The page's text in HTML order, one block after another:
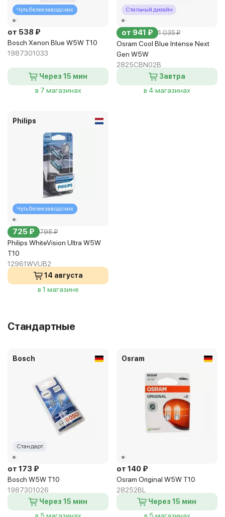
Чуть белее заводских
от 538 ₽
Bosch Xenon Blue W5W T10
1987301033
Через 15 мин
в 7 магазинах
Стильный дизайн
от 941 ₽ 1 035 ₽
Osram Cool Blue Intense Next
Gen W5W
2825CBN02B
Завтра
в 4 магазинах
Philips
Чуть белее заводских
725 ₽ 798 ₽
Philips WhiteVision Ultra W5W
T10
12961WVUB2
14 августа
в 1 магазине
Стандартные
Bosch
Стандарт
от 173 ₽
Bosch W5W T10
1987301026
Через 15 мин
Osram
от 140 ₽
Osram Original W5W T10
28252BL
Через 15 мин